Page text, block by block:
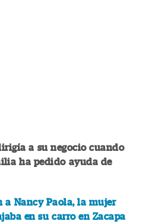
a su negocio cuando
ha pedido ayuda de
a Nancy Paola, la mujer
en su carro en Zacapa